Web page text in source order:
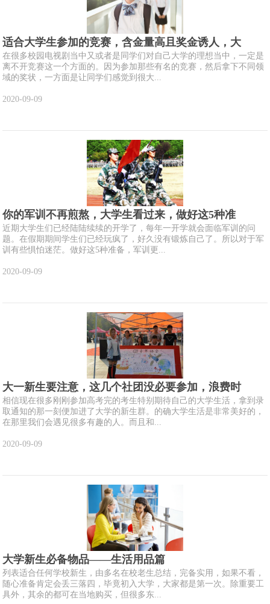
适合大学生参加的竞赛，含金量高且奖金诱人，大
在很多校园电视剧当中又或者是同学们对自己大学的理想当中，一定是
离不开竞赛这一个方面的。因为参加那些有名的竞赛，然后拿下不同领
域的奖状，一方面是让同学们感觉到很大...
2020-09-09
你的军训不再煎熬，大学生看过来，做好这5种准
近期大学生们已经陆陆续续的开学了，每年一开学就会面临军训的问
题。在假期期间学生们已经玩疯了，好久没有锻炼自己了。所以对于军
训有些惧怕迷茫。做好这5种准备，军训更...
2020-09-09
大一新生要注意，这几个社团没必要参加，浪费时
相信现在很多刚刚参加高考完的考生特别期待自己的大学生活，拿到录
取通知的那一刻便加进了大学的新生群。的确大学生活是非常美好的，
在那里我们会遇见很多有趣的人。而且和...
2020-09-09
大学新生必备物品——生活用品篇
列表适合任何学校新生，由多名在校老生总结，完备实用，如果不看，
随心准备肯定会丢三落四，毕竟初入大学，大家都是第一次。除重要工
具外，其余的都可在当地购买，但很多东...